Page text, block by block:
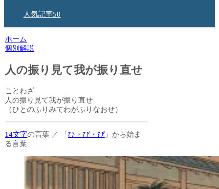
人気記事50
ホーム
個別解説
人の振り見て我が振り直せ
ことわざ
人の振り見て我が振り直せ
（ひとのふりみてわがふりなおせ）
14文字の言葉 ／ 「ひ・び・ぴ」から始ま
る言葉